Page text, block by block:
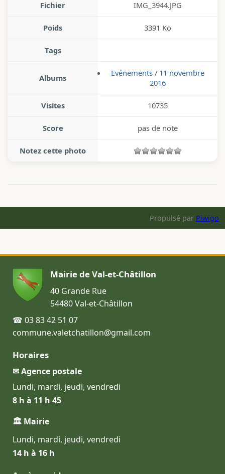
Fichier IMG_3944.JPG
Poids 3391 Ko
Tags
Albums Evénements / 11 novembre
2016
Visites 10735
Score pas de note
Notez cette photo
Propulsé par Piwigo
Mairie de Val-et-Châtillon
40 Grande Rue
54480 Val-et-Châtillon
☎ 03 83 42 51 07
commune.valetchatillon@gmail.com
Horaires
✉ Agence postale
Lundi, mardi, jeudi, vendredi
8 h à 11 h 45
🏛 Mairie
Lundi, mardi, jeudi, vendredi
14 h à 16 h